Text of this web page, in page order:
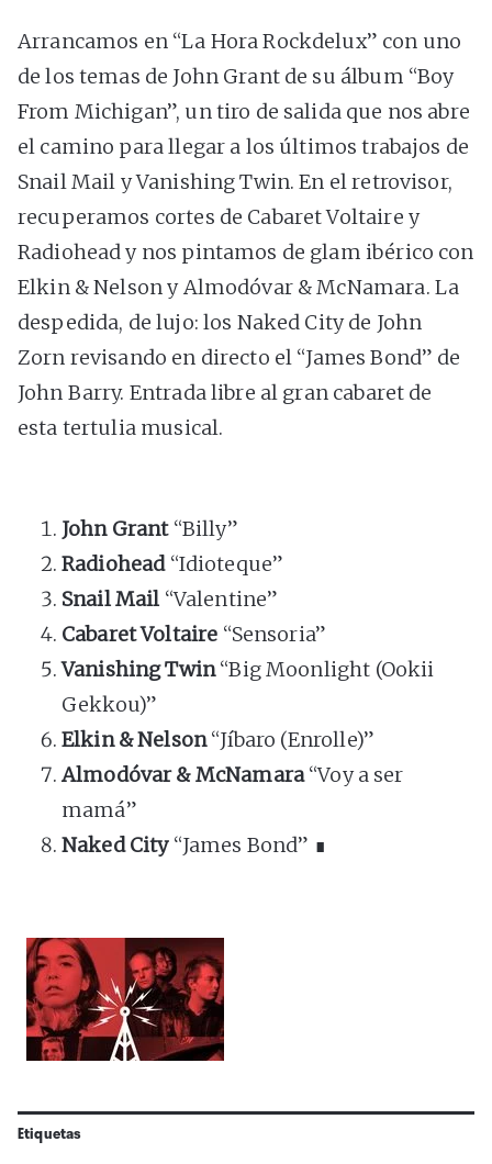
Arrancamos en “La Hora Rockdelux” con uno
de los temas de John Grant de su álbum “Boy
From Michigan”, un tiro de salida que nos abre
el camino para llegar a los últimos trabajos de
Snail Mail y Vanishing Twin. En el retrovisor,
recuperamos cortes de Cabaret Voltaire y
Radiohead y nos pintamos de glam ibérico con
Elkin & Nelson y Almodóvar & McNamara. La
despedida, de lujo: los Naked City de John
Zorn revisando en directo el “James Bond” de
John Barry. Entrada libre al gran cabaret de
esta tertulia musical.
John Grant“Billy”
Radiohead“Idioteque”
Snail Mail “Valentine”
Cabaret Voltaire “Sensoria”
Vanishing Twin“Big Moonlight (Ookii
Gekkou)”
Elkin & Nelson“Jíbaro (Enrolle)”
Almodóvar & McNamara“Voy a ser
mamá”
Naked City “James Bond” ∎
Etiquetas